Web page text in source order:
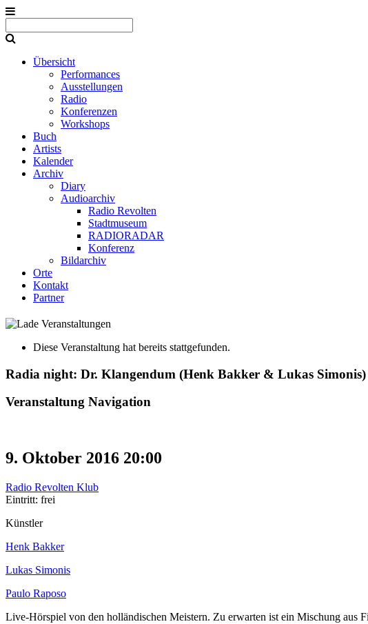
Übersicht
Performances
Ausstellungen
Radio
Konferenzen
Workshops
Buch
Artists
Kalender
Archiv
Diary
Audioarchiv
Radio Revolten
Stadtmuseum
RADIORADAR
Konferenz
Bildarchiv
Orte
Kontakt
Partner
Diese Veranstaltung hat bereits stattgefunden.
Radia night: Dr. Klangendum (Henk Bakker & Lukas Simonis)
Veranstaltung Navigation
9. Oktober 2016 20:00
Radio Revolten Klub
Eintritt: frei
Künstler
Henk Bakker
Lukas Simonis
Paulo Raposo
Live-Hörspiel von den holländischen Meistern. Zu erwarten ist ein Mischung aus